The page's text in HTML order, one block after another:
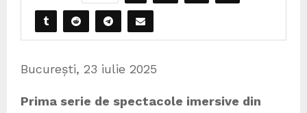
București, 23 iulie 2025
Prima serie de spectacole imersive din